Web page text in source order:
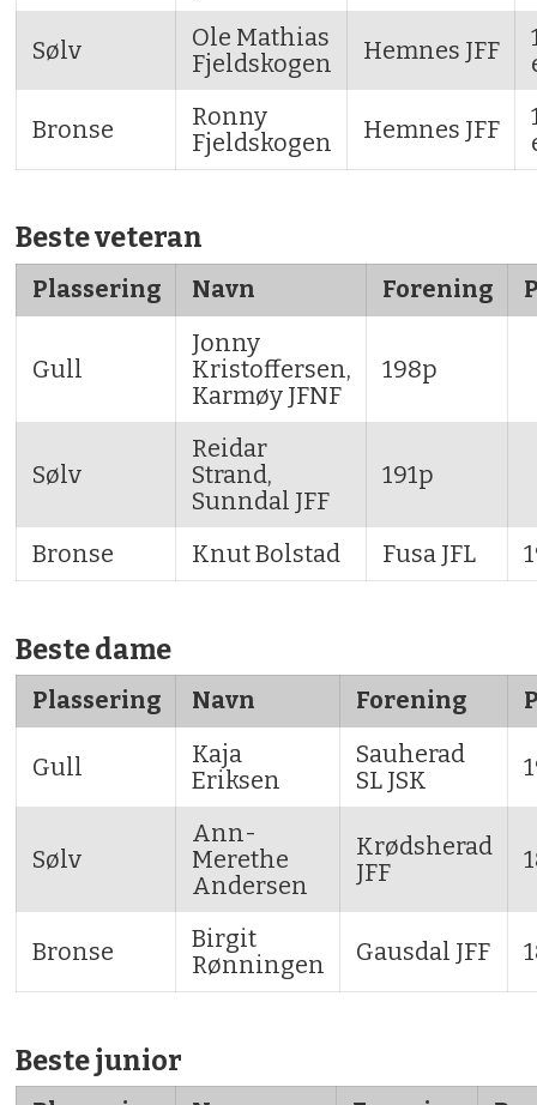
Sølv
Ole Mathias
Fjeldskogen
Hemnes JFF
Bronse
Ronny
Fjeldskogen
Hemnes JFF
Beste veteran
Plassering Navn Forening
Gull
Jonny
Kristoffersen,
Karmøy JFNF
198p
Sølv
Reidar
Strand,
Sunndal JFF
191p
Bronse Knut Bolstad Fusa JFL
Beste dame
Plassering Navn Forening
Gull
Kaja
Eriksen
Sauherad
SL JSK
Sølv
Ann-
Merethe
Andersen
Krødsherad
JFF
Bronse
Birgit
Rønningen
Gausdal JFF
Beste junior